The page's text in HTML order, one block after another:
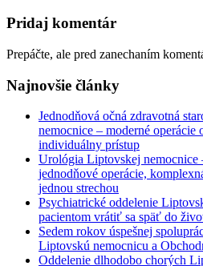
Pridaj komentár
Prepáčte, ale pred zanechaním
Najnovšie články
Jednodňová očná zdravotná
nemocnice – moderné operácie
individuálny prístup
Urológia Liptovskej nemocnice
jednodňové operácie,
jednou strechou
Psychiatrické oddelenie
pacientom vrátiť sa späť do
Sedem rokov úspešnej
Liptovskú nemocnicu a
Oddelenie dlhodobo chorých